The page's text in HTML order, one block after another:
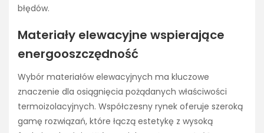
błędów.
Materiały elewacyjne wspierające
energooszczędność
Wybór materiałów elewacyjnych ma kluczowe
znaczenie dla osiągnięcia pożądanych właściwości
termoizolacyjnych. Współczesny rynek oferuje szeroką
gamę rozwiązań, które łączą estetykę z wysoką